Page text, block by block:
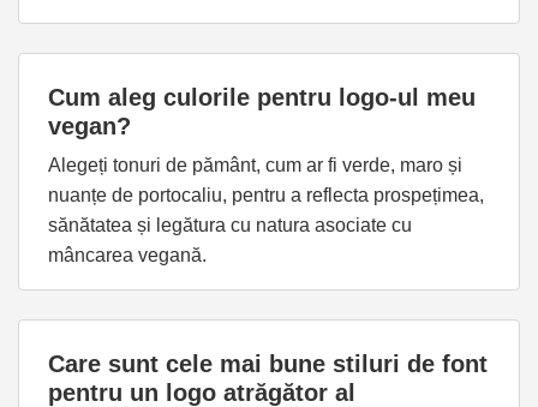
Cum aleg culorile pentru logo-ul meu
vegan?
Alegeți tonuri de pământ, cum ar fi verde, maro și
nuanțe de portocaliu, pentru a reflecta prospețimea,
sănătatea și legătura cu natura asociate cu
mâncarea vegană.
Care sunt cele mai bune stiluri de font
pentru un logo atrăgător al